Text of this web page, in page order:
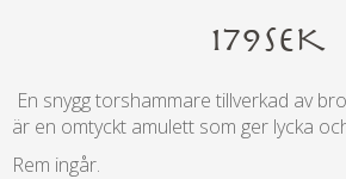
179SEK
En snygg torshammare tillverkad av
är en omtyckt amulett som ger lycka
Rem ingår.